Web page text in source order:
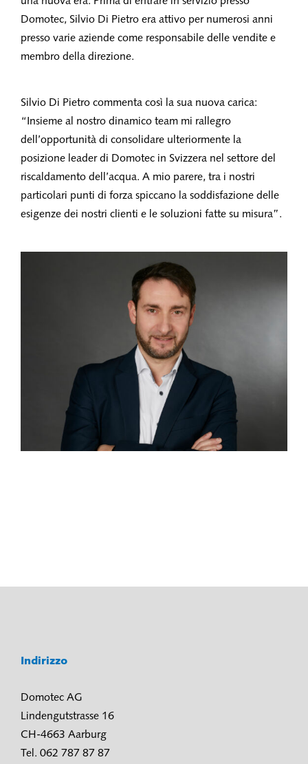
Domotec, Silvio Di Pietro era attivo per numerosi anni
presso varie aziende come responsabile delle vendite e
membro della direzione.
Silvio Di Pietro commenta così la sua nuova carica:
“Insieme al nostro dinamico team mi rallegro
dell’opportunità di consolidare ulteriormente la
posizione leader di Domotec in Svizzera nel settore del
riscaldamento dell’acqua. A mio parere, tra i nostri
particolari punti di forza spiccano la soddisfazione delle
esigenze dei nostri clienti e le soluzioni fatte su misura”.
Indirizzo
Domotec AG
Lindengutstrasse 16
CH-4663 Aarburg
Tel. 062 787 87 87